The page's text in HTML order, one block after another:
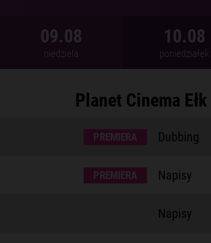
09.08
niedziela
10.08
poniedziałek
Planet Cinema Ełk
PREMIERA Dubbing
PREMIERA Napisy
Napisy